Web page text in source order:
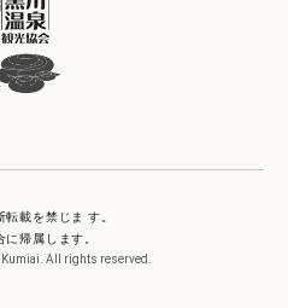
載を禁じま す。
帰属します。
Kumiai. All rights reserved.